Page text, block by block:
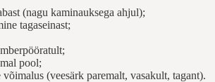
(nagu kaminauksega ahjul);
tagaseinast;
pool;
(veesärk paremalt, vasakult, tagant).